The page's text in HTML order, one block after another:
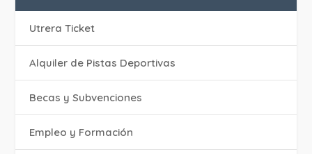
Utrera Ticket
Alquiler de Pistas Deportivas
Becas y Subvenciones
Empleo y Formación